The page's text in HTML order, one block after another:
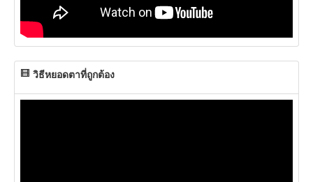
วิธีหยอดตาที่ถูกต้อง